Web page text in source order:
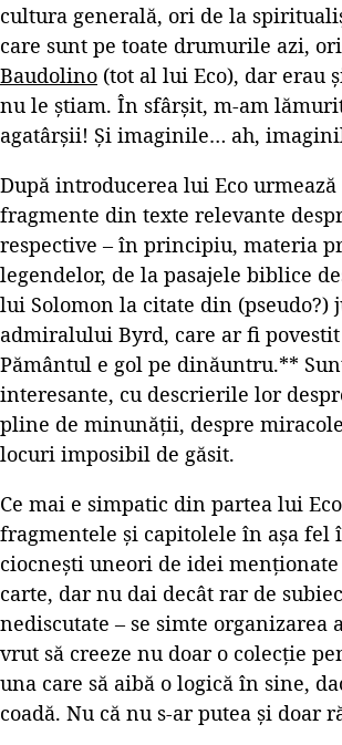
cultura generală, ori de la
care sunt pe toate drumurile azi,
Baudolino (tot al lui Eco), dar erau
nu le știam. În sfârșit, m-am
agatârșii! Și imaginile… ah,
După introducerea lui Eco urmează
fragmente din texte relevante
respective – în principiu, materia
legendelor, de la pasajele biblice
lui Solomon la citate din (pseudo?)
admiralului Byrd, care ar fi povestit
Pământul e gol pe dinăuntru.**
interesante, cu descrierile lor
pline de minunății, despre
locuri imposibil de găsit.
Ce mai e simpatic din partea lui
fragmentele și capitolele în așa fel
ciocnești uneori de idei
carte, dar nu dai decât rar de
nediscutate – se simte organizarea
vrut să creeze nu doar o colecție
una care să aibă o logică în sine,
coadă. Nu că nu s-ar putea și doar